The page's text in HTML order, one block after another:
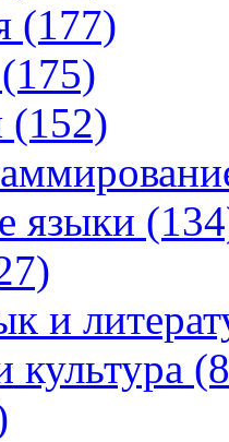
(177)
(152)
языки
и
культура